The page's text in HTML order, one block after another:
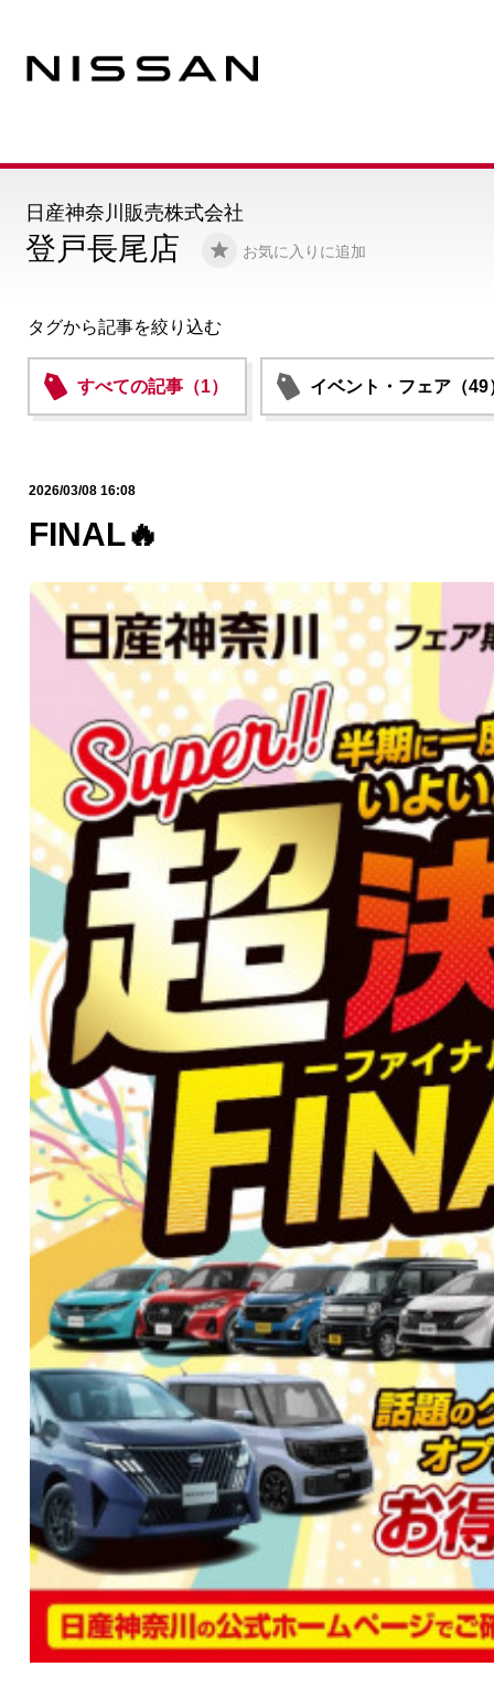
登戸長尾店 お気に入りに追加
日産神奈川販売株式会社
タグから記事を絞り込む
すべての記事（1） イベント・フェア（49
2026/03/08 16:08
FINAL🔥